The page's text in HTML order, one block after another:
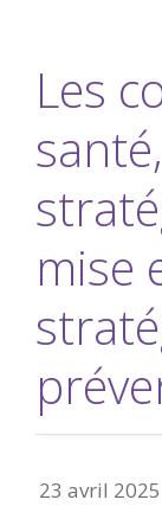
Les
mise
23 avril 2025